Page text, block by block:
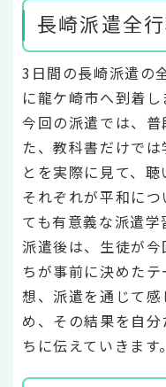
長崎派遣全
3日間の長崎派遣の
に龍ケ崎市へ到着し
今回の派遣では、
た、教科書だけで
とを実際に見て、聴
それぞれが平和に
ても有意義な派遣学
派遣後は、生徒が
ちが事前に決めた
想、派遣を通じて
め、その結果を自
ちに伝えていきます。